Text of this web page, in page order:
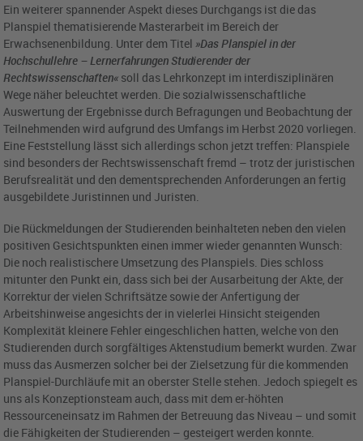
Ein weiterer spannender Aspekt dieses Durchgangs ist die das
Planspiel thematisierende Masterarbeit im Bereich der
Erwachsenenbildung. Unter dem Titel»Das Planspiel in der
Hochschullehre – Lernerfahrungen Studierender der
Rechtswissenschaften« soll das Lehrkonzept im interdisziplinären
Wege näher beleuchtet werden. Die sozialwissenschaftliche
Auswertung der Ergebnisse durch Befragungen und Beobachtung der
Teilnehmenden wird aufgrund des Umfangs im Herbst 2020 vorliegen.
Eine Feststellung lässt sich allerdings schon jetzt treffen: Planspiele
sind besonders der Rechtswissenschaft fremd – trotz der juristischen
Berufsrealität und den dementsprechenden Anforderungen an fertig
ausgebildete Juristinnen und Juristen.
Die Rückmeldungen der Studierenden beinhalteten neben den vielen
positiven Gesichtspunkten einen immer wieder genannten Wunsch:
Die noch realistischere Umsetzung des Planspiels. Dies schloss
mitunter den Punkt ein, dass sich bei der Ausarbeitung der Akte, der
Korrektur der vielen Schriftsätze sowie der Anfertigung der
Arbeitshinweise angesichts der in vielerlei Hinsicht steigenden
Komplexität kleinere Fehler eingeschlichen hatten, welche von den
Studierenden durch sorgfältiges Aktenstudium bemerkt wurden. Zwar
muss das Ausmerzen solcher bei der Zielsetzung für die kommenden
Planspiel-Durchläufe mit an oberster Stelle stehen. Jedoch spiegelt es
uns als Konzeptionsteam auch, dass mit dem er-höhten
Ressourceneinsatz im Rahmen der Betreuung das Niveau – und somit
die Fähigkeiten der Studierenden – gesteigert werden konnte.